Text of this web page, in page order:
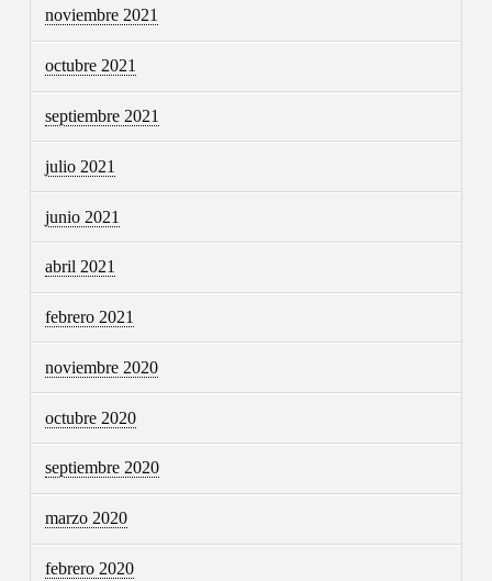
noviembre 2021
octubre 2021
septiembre 2021
julio 2021
junio 2021
abril 2021
febrero 2021
noviembre 2020
octubre 2020
septiembre 2020
marzo 2020
febrero 2020